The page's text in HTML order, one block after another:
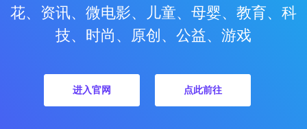
花、资讯、微电影、儿童、母婴、教育、科
技、时尚、原创、公益、游戏
进入官网 点此前往